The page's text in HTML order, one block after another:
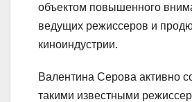
объектом повышенного
ведущих режиссеров и
киноиндустрии.
Валентина Серова активно
такими известными